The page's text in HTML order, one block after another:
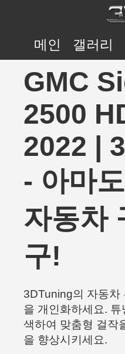
메인 갤러리
GMC
2500
2022 |
- 아마
자동차
구!
3DTuning의 자동차
을 개인화하세요.
색하여 맞춤형 걸작
을 향상시키세요.